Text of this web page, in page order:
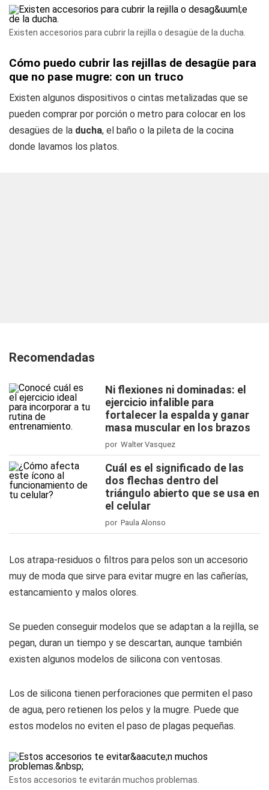
Existen accesorios para cubrir la rejilla o desagüe de la ducha.
Cómo puedo cubrir las rejillas de desagüe para
que no pase mugre: con un truco
Existen algunos dispositivos o cintas metalizadas que se
pueden comprar por porción o metro para colocar en los
desagües de la ducha, el baño o la pileta de la cocina
donde lavamos los platos.
Recomendadas
Ni flexiones ni dominadas: el
ejercicio infalible para
fortalecer la espalda y ganar
masa muscular en los brazos
por Walter Vasquez
Cuál es el significado de las
dos flechas dentro del
triángulo abierto que se usa en
el celular
por Paula Alonso
Los atrapa-residuos o filtros para pelos son un accesorio
muy de moda que sirve para evitar mugre en las cañerías,
estancamiento y malos olores.
Se pueden conseguir modelos que se adaptan a la rejilla, se
pegan, duran un tiempo y se descartan, aunque también
existen algunos modelos de silicona con ventosas.
Los de silicona tienen perforaciones que permiten el paso
de agua, pero retienen los pelos y la mugre. Puede que
estos modelos no eviten el paso de plagas pequeñas.
Estos accesorios te evitarán muchos problemas.